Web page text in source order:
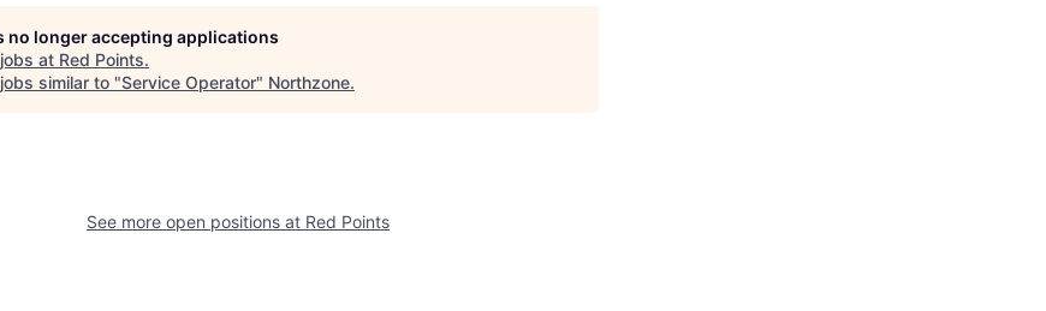
no longer accepting applications
at Red Points.
similar to "Service Operator" Northzone.
See more open positions at Red Points